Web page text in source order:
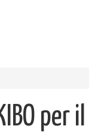
per il